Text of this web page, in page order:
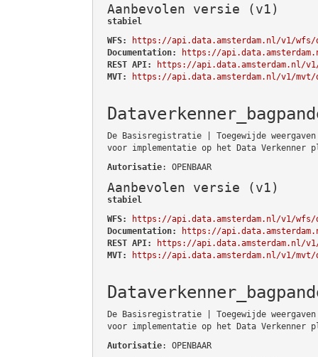
Aanbevolen versie (v1)
stabiel
WFS:
https://api.data.amsterdam.nl/v1/wfs/
Documentation:
https://
REST API:
https://api.data.amsterdam.nl/
MVT:
https://api.data.amsterdam.nl/v1/mvt/
De Basisregistratie | Toegewijde
voor implementatie op het Data Verkenner
Autorisatie: OPENBAAR
Aanbevolen versie (v1)
stabiel
WFS:
https://api.data.amsterdam.nl/v1/wfs/
Documentation:
https://
REST API:
https://api.data.amsterdam.nl/v1/
MVT:
https://api.data.amsterdam.nl/v1/mvt/
De Basisregistratie | Toegewijde
voor implementatie op het Data Verkenner
Autorisatie: OPENBAAR